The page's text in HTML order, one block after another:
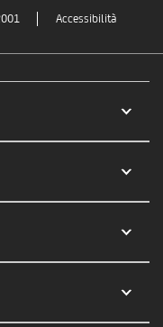
Accessibilità